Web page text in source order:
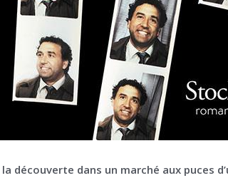
la découverte dans un marché aux puces